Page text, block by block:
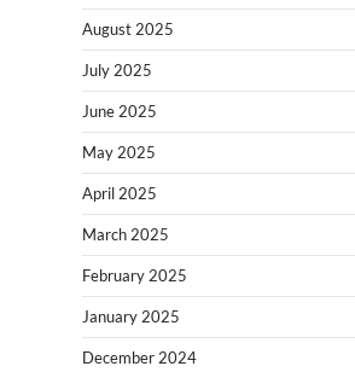
August 2025
July 2025
June 2025
May 2025
April 2025
March 2025
February 2025
January 2025
December 2024